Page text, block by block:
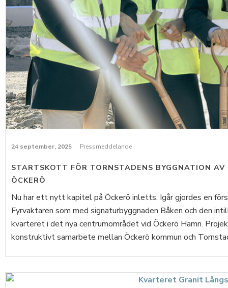
24 september, 2025 Pressmeddelande
STARTSKOTT FÖR TORNSTADENS BYGGNATION
ÖCKERÖ
Nu har ett nytt kapitel på Öckerö inletts. Igår gjordes en
Fyrvaktaren som med signaturbyggnaden Båken och den
kvarteret i det nya centrumområdet vid Öckerö Hamn.
konstruktivt samarbete mellan Öckerö kommun och